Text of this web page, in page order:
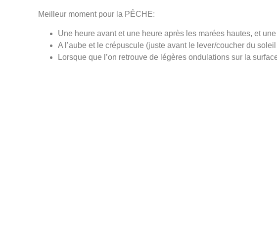
Meilleur moment pour la PÊCHE:
Une heure avant et une heure après les marées hautes, et
A l’aube et le crépuscule (juste avant le lever/coucher du soleil
Lorsque que l’on retrouve de légères ondulations sur la